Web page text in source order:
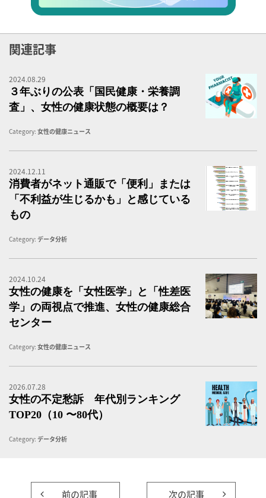
関連記事
2024.08.29
３年ぶりの公表「国民健康・栄養調
査」、女性の健康状態の概要は？
Category: 女性の健康ニュース
2024.12.11
消費者がネット通販で「便利」または
「不利益が生じるかも」と感じている
もの
Category: データ分析
2024.10.24
女性の健康を「女性医学」と「性差医
学」の両視点で推進、女性の健康総合
センター
Category: 女性の健康ニュース
2026.07.28
女性の不定愁訴 年代別ランキング
TOP20（10 〜80代）
Category: データ分析
前の記事 次の記事